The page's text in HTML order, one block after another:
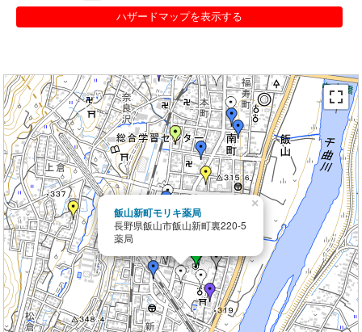
ハザードマップを表示する
飯山新町モリキ薬局
長野県飯山市飯山新町裏220-5
薬局
×